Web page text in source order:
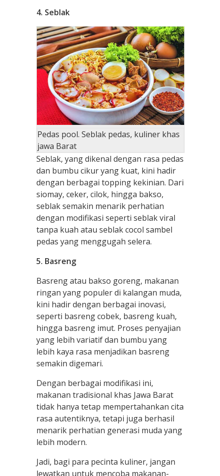
4. Seblak
Pedas pool. Seblak pedas, kuliner khas
jawa Barat
Seblak, yang dikenal dengan rasa pedas
dan bumbu cikur yang kuat, kini hadir
dengan berbagai topping kekinian. Dari
siomay, ceker, cilok, hingga bakso,
seblak semakin menarik perhatian
dengan modifikasi seperti seblak viral
tanpa kuah atau seblak cocol sambel
pedas yang menggugah selera.
5. Basreng
Basreng atau bakso goreng, makanan
ringan yang populer di kalangan muda,
kini hadir dengan berbagai inovasi,
seperti basreng cobek, basreng kuah,
hingga basreng imut. Proses penyajian
yang lebih variatif dan bumbu yang
lebih kaya rasa menjadikan basreng
semakin digemari.
Dengan berbagai modifikasi ini,
makanan tradisional khas Jawa Barat
tidak hanya tetap mempertahankan cita
rasa autentiknya, tetapi juga berhasil
menarik perhatian generasi muda yang
lebih modern.
Jadi, bagi para pecinta kuliner, jangan
lewatkan untuk mencoba makanan-